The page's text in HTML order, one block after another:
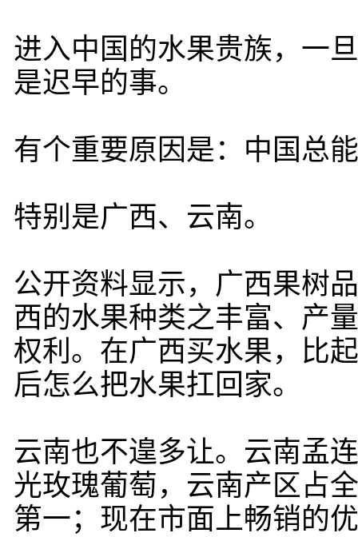
进入中国的水果贵族，一
是迟早的事。
有个重要原因是：中国总
特别是广西、云南。
公开资料显示，广西果树
西的水果种类之丰富、产
权利。在广西买水果，比
后怎么把水果扛回家。
云南也不遑多让。云南孟
光玫瑰葡萄，云南产区占
第一；现在市面上畅销的